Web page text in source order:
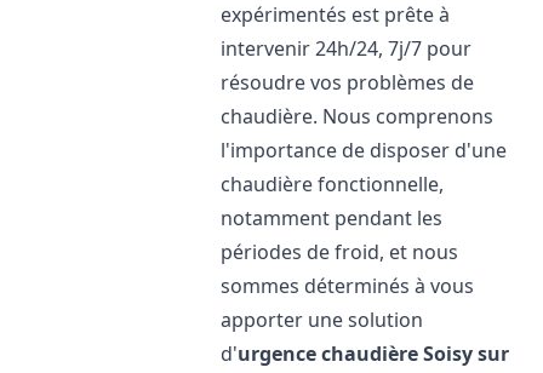
expérimentés est prête à
intervenir 24h/24, 7j/7 pour
résoudre vos problèmes de
chaudière. Nous comprenons
l'importance de disposer d'une
chaudière fonctionnelle,
notamment pendant les
périodes de froid, et nous
sommes déterminés à vous
apporter une solution
d'urgence chaudièreSoisy sur